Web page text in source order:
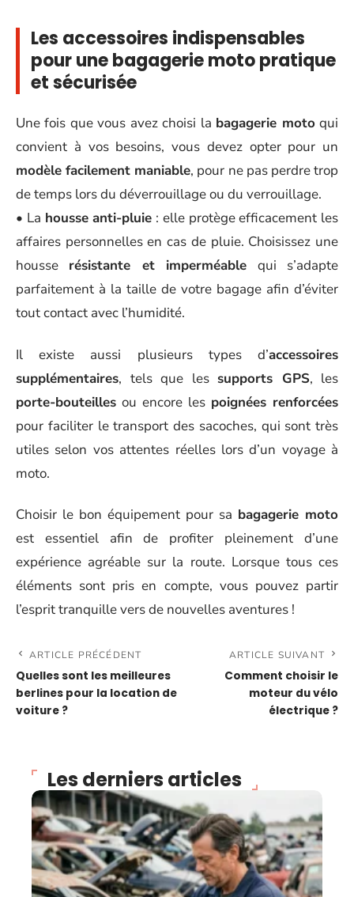
Les accessoires indispensables
pour une bagagerie moto pratique
et sécurisée
Une fois que vous avez choisi la bagagerie moto qui
convient à vos besoins, vous devez opter pour un
modèle facilement maniable, pour ne pas perdre trop
de temps lors du déverrouillage ou du verrouillage.
• La housse anti-pluie : elle protège efficacement les
affaires personnelles en cas de pluie. Choisissez une
housse résistante et imperméable qui s’adapte
parfaitement à la taille de votre bagage afin d’éviter
tout contact avec l’humidité.
Il existe aussi plusieurs types d’accessoires
supplémentaires, tels que les supports GPS, les
porte-bouteilles ou encore les poignées renforcées
pour faciliter le transport des sacoches, qui sont très
utiles selon vos attentes réelles lors d’un voyage à
moto.
Choisir le bon équipement pour sa bagagerie moto
est essentiel afin de profiter pleinement d’une
expérience agréable sur la route. Lorsque tous ces
éléments sont pris en compte, vous pouvez partir
l’esprit tranquille vers de nouvelles aventures !
ARTICLE PRÉCÉDENT
Quelles sont les meilleures
berlines pour la location de
voiture ?
ARTICLE SUIVANT
Comment choisir le
moteur du vélo
électrique ?
Les derniers articles